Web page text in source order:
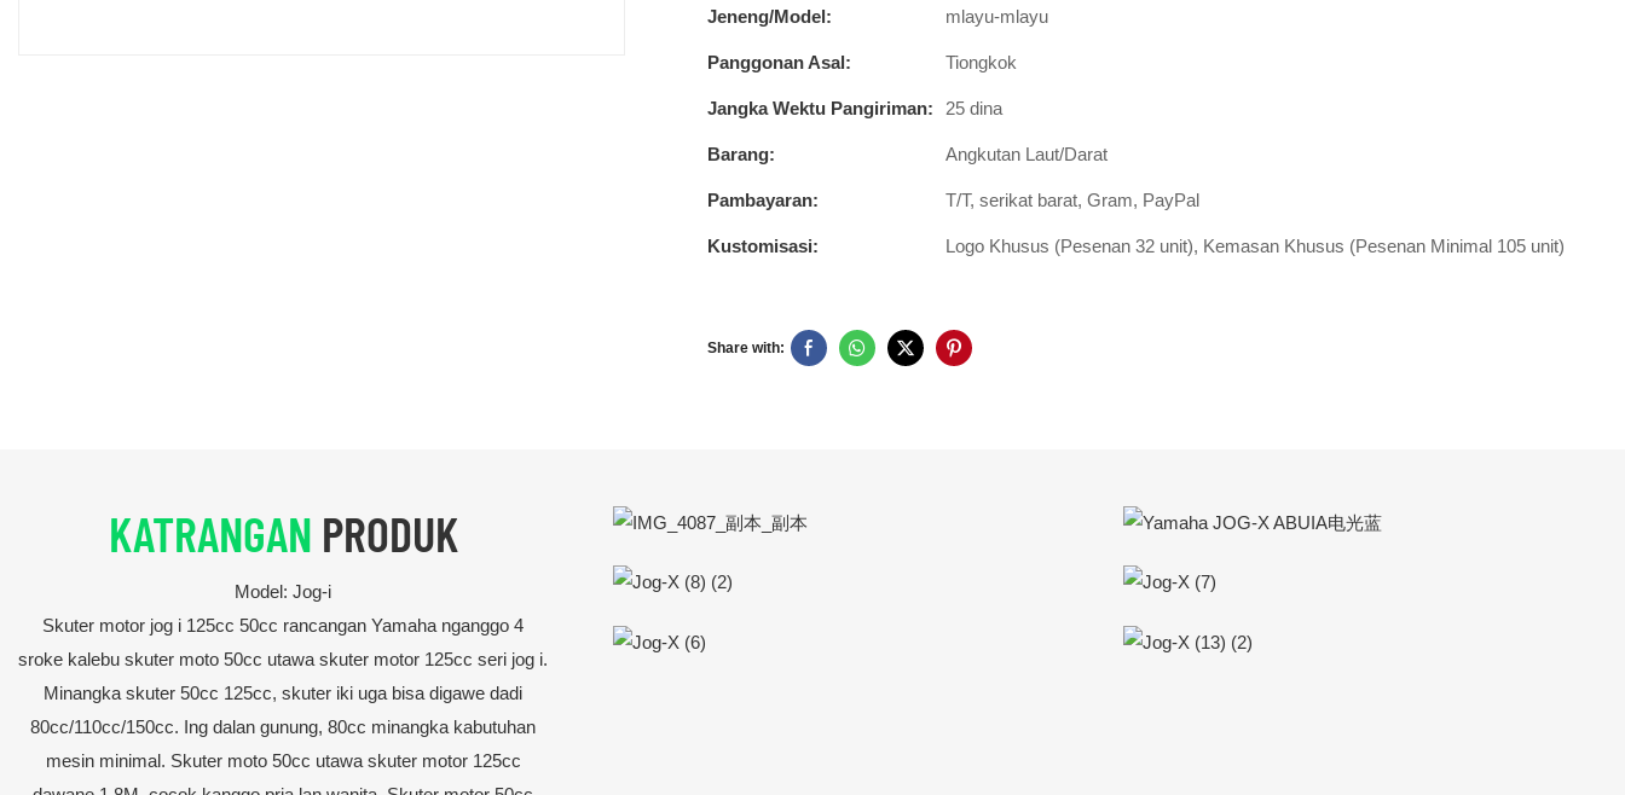
Jeneng/Model: mlayu-mlayu
Panggonan Asal: Tiongkok
Jangka Wektu Pangiriman: 25 dina
Barang: Angkutan Laut/Darat
Pambayaran: T/T, serikat barat, Gram, PayPal
Kustomisasi: Logo Khusus (Pesenan 32 unit), Kemasan Khusus (Pesenan Minimal 105 unit)
Share with:
KATRANGAN PRODUK
Model: Jog-i
Skuter motor jog i 125cc 50cc rancangan Yamaha nganggo 4
sroke kalebu skuter moto 50cc utawa skuter motor 125cc seri jog i.
Minangka skuter 50cc 125cc, skuter iki uga bisa digawe dadi
80cc/110cc/150cc. Ing dalan gunung, 80cc minangka kabutuhan
mesin minimal. Skuter moto 50cc utawa skuter motor 125cc